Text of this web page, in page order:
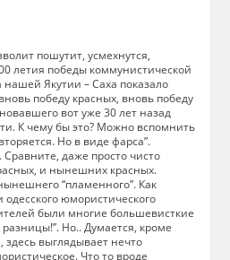
пошутит, усмехнутся,
летия победы коммунистической
нашей Якутии – Саха показало
победу красных, вновь победу
вот уже 30 лет назад
К чему бы это? Можно вспомнить
Но в виде фарса”.
Сравните, даже просто чисто
и нынешних красных.
“пламенного”. Как
юмористического
были многие большевисткие
Но.. Думается, кроме
выглядывает нечто
Что то вроде